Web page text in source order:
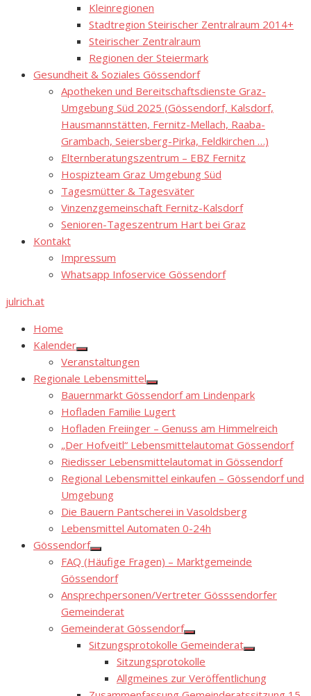
Kleinregionen
Stadtregion Steirischer Zentralraum 2014+
Steirischer Zentralraum
Regionen der Steiermark
Gesundheit & Soziales Gössendorf
Apotheken und Bereitschaftsdienste Graz-
Umgebung Süd 2025 (Gössendorf, Kalsdorf,
Hausmannstätten, Fernitz-Mellach, Raaba-
Grambach, Seiersberg-Pirka, Feldkirchen …)
Elternberatungszentrum – EBZ Fernitz
Hospizteam Graz Umgebung Süd
Tagesmütter & Tagesväter
Vinzenzgemeinschaft Fernitz-Kalsdorf
Senioren-Tageszentrum Hart bei Graz
Kontakt
Impressum
Whatsapp Infoservice Gössendorf
julrich.at
Home
Kalender
Show
sub
menu
Veranstaltungen
Regionale Lebensmittel
Show
sub
menu
Bauernmarkt Gössendorf am Lindenpark
Hofladen Familie Lugert
Hofladen Freiinger – Genuss am Himmelreich
„Der Hofveitl“ Lebensmittelautomat Gössendorf
Riedisser Lebensmittelautomat in Gössendorf
Regional Lebensmittel einkaufen – Gössendorf und
Umgebung
Die Bauern Pantscherei in Vasoldsberg
Lebensmittel Automaten 0-24h
Gössendorf
Show
sub
menu
FAQ (Häufige Fragen) – Marktgemeinde
Gössendorf
Ansprechpersonen/Vertreter Gösssendorfer
Gemeinderat
Gemeinderat Gössendorf
Show
sub
menu
Sitzungsprotokolle Gemeinderat
Show
menu
Sitzungsprotokolle
Allgmeines zur Veröffentlichung